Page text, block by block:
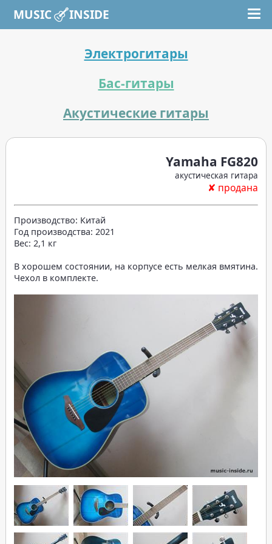
Электрогитары
Бас-гитары
Акустические гитары
Yamaha FG820
акустическая гитара
✘ продана
Производство: Китай
Год производства: 2021
Вес: 2,1 кг
В хорошем состоянии, на корпусе есть мелкая вмятина.
Чехол в комплекте.
MUSIC INSIDE